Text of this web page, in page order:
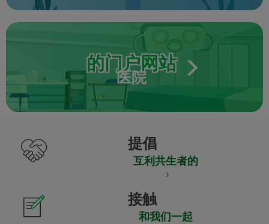
的门户网站
医院
提倡
互利共生者的
接触
和我们一起